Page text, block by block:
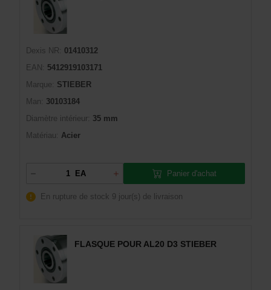
Dexis NR:
01410312
EAN:
5412919103171
Marque:
STIEBER
Man:
30103184
Diamètre intérieur: 35 mm
Matériau:
Acier
EA Panier d'achat
En rupture de stock 9 jour(s) de livraison
FLASQUE POUR AL20 D3 STIEBER